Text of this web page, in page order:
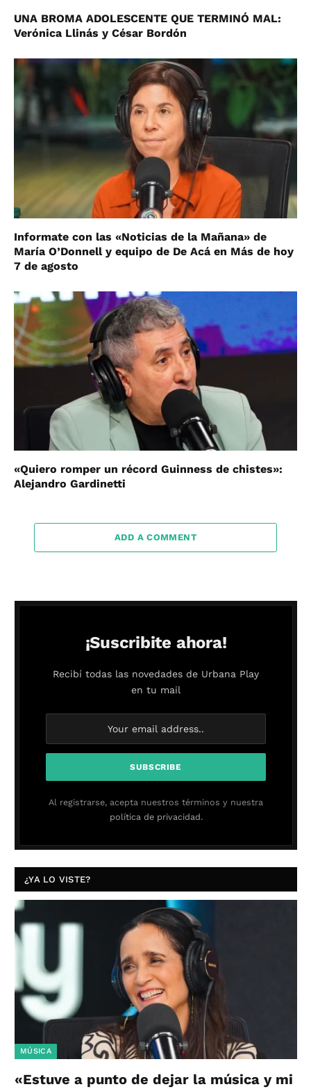
UNA BROMA ADOLESCENTE QUE TERMINÓ MAL:
Verónica Llinás y César Bordón
Informate con las «Noticias de la Mañana» de
María O’Donnell y equipo de De Acá en Más de hoy
7 de agosto
«Quiero romper un récord Guinness de chistes»:
Alejandro Gardinetti
ADD A COMMENT
¡Suscribite ahora!
Recibí todas las novedades de Urbana Play
en tu mail
Al registrarse, acepta nuestros términos y nuestra
política de privacidad.
¿YA LO VISTE?
MÚSICA
«Estuve a punto de dejar la música y mi